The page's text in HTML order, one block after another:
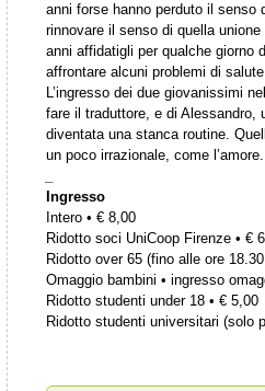
anni forse hanno perduto il senso
rinnovare il senso di quella
anni affidatigli per qualche giorno
affrontare alcuni problemi di
L’ingresso dei due giovanissimi
fare il traduttore, e di Alessandro,
diventata una stanca routine.
un poco irrazionale, come l’amore.
Ingresso
Intero • € 8,00
Ridotto soci UniCoop Firenze • €
Ridotto over 65 (fino alle ore
Omaggio bambini • ingresso
Ridotto studenti under 18 • € 5,00
Ridotto studenti universitari (solo